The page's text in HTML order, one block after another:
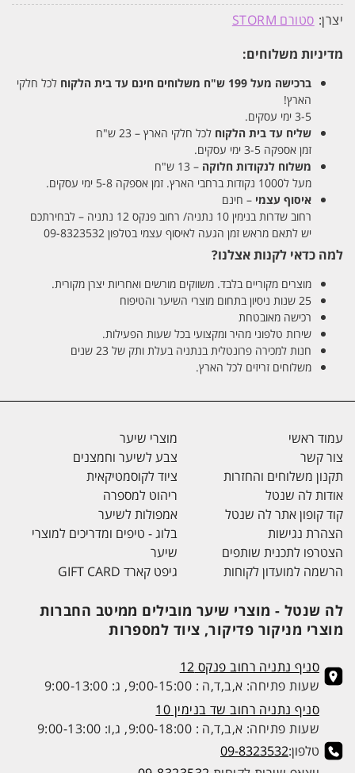
יצרן: סטורם STORM
מדיניות משלוחים:
ברכישה מעל 199 ש"ח משלוחים חינם עד בית הלקוח לכל חלקי
הארץ!
3-5 ימי עסקים.
שליח עד בית הלקוח לכל חלקי הארץ – 23 ש"ח
זמן אספקה 3-5 ימי עסקים.
משלוח לנקודות חלוקה – 13 ש"ח
מעל ל1000 נקודות ברחבי הארץ. זמן אספקה 5-8 ימי עסקים.
איסוף עצמי – חינם
רחוב שדרות בנימין 10 נתניה/ רחוב פנקס 12 נתניה – לבחירתכם
יש לתאם מראש זמן הגעה לאיסוף עצמי בטלפון 09-8323532
למה כדאי לקנות אצלנו?
מוצרים מקוריים בלבד. משווקים מורשים ואחריות יצרן מקורית.
25 שנות ניסיון בתחום מוצרי השיער והטיפוח
רכישה מאובטחת
שירות טלפוני מהיר ומקצועי בכל שעות הפעילות.
חנות למכירה פרונטלית בנתניה בעלת ותק של 23 שנים
משלוחים זריזים לכל הארץ.
עמוד ראשי
צור קשר
תקנון משלוחים והחזרות
אודות לה שנטל
קוד קופון אתר לה שנטל
הצהרת נגישות
הצטרפו לתכנית שותפים
הרשמה למועדון לקוחות
מוצרי שיער
צבע לשיער וחמצנים
ציוד לקוסמטיקאית
ריהוט למספרה
אמפולות לשיער
בלוג - טיפים ומדריכים למוצרי
שיער
גיפט קארד GIFT CARD
לה שנטל - מוצרי שיער מובילים ממיטב החברות
מוצרי מניקור פדיקור, ציוד למספרות
סניף נתניה רחוב פנקס 12
שעות פתיחה: א,ב,ד,ה : 9:00-15:00, ג: 9:00-13:00
סניף נתניה רחוב שד בנימין 10
שעות פתיחה: א,ב,ד,ה : 9:00-18:00, ג,ו: 9:00-13:00
טלפון:09-8323532